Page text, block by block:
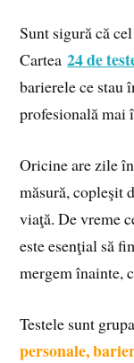
Sunt sigură că
Cartea24 de
barierele ce stau
profesională mai
Oricine are zile
măsură, copleşit
viaţă. De vreme
este esenţial să
mergem înainte,
Testele sunt
personale,